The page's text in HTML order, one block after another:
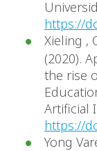
https://
Xieling ,
(2020).
the rise
Artificial
https://
Yong